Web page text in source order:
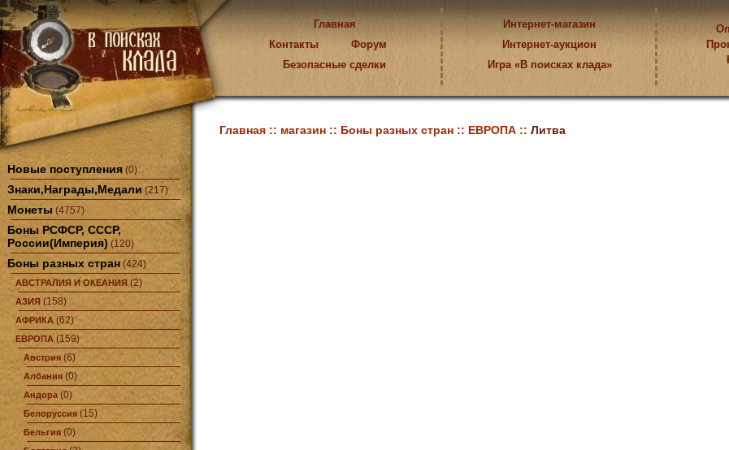
Главная
Контакты
Форум
Безопасные сделки
Интернет-магазин
Интернет-аукцион
Игра «В поисках клада»
Новые поступления (0)
Знаки,Награды,Медали (217)
Монеты (4757)
Боны РСФСР, СССР,
России(Империя) (120)
Боны разных стран (424)
АВСТРАЛИЯ И ОКЕАНИЯ(2)
АЗИЯ (158)
АФРИКА (62)
ЕВРОПА (159)
Австрия (6)
Албания (0)
Андора (0)
Белоруссия (15)
Бельгия (0)
Главная :: магазин :: Боны разных стран :: ЕВРОПА :: Литва